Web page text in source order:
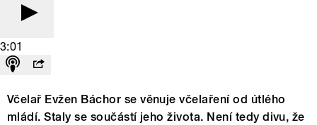
3:01
Včelař Evžen Báchor se věnuje včelaření od útlého
mládí. Staly se součástí jeho života. Není tedy divu, že